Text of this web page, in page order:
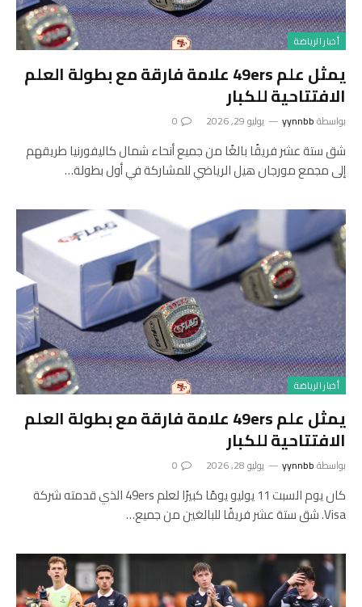
أخبار الرياضة
يمثل علم 49ers علامة فارقة مع بطولة العلم
الافتتاحية للكبار
بواسطةyynnbb يوليو 29, 2026 0
شق ستة عشر فريقًا بالغًا من جميع أنحاء شمال كاليفورنيا طريقهم
إلى مجمع مورجان هيل الرياضي للمشاركة في أول بطولة…
أخبار الرياضة
يمثل علم 49ers علامة فارقة مع بطولة العلم
الافتتاحية للكبار
بواسطةyynnbb يوليو 28, 2026 0
كان يوم السبت 11 يوليو يومًا كبيرًا لعلم 49ers الذي قدمته شركة
Visa. شق ستة عشر فريقًا للبالغين من جميع…